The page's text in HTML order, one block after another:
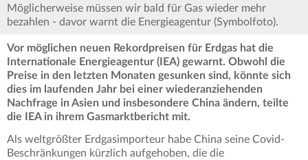
Möglicherweise müssen wir bald für Gas wieder mehr
bezahlen - davor warnt die Energieagentur (Symbolfoto).
Vor möglichen neuen Rekordpreisen für Erdgas hat die
Internationale Energieagentur (IEA) gewarnt. Obwohl die
Preise in den letzten Monaten gesunken sind, könnte sich
dies im laufenden Jahr bei einer wiederanziehenden
Nachfrage in Asien und insbesondere China ändern, teilte
die IEA in ihrem Gasmarktbericht mit.
Als weltgrößter Erdgasimporteur habe China seine Covid-
Beschränkungen kürzlich aufgehoben, die die